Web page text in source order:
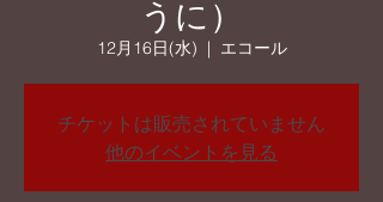
うに）
12月16日(水)
  |
エコール
チケットは販売されていません
他のイベントを見る